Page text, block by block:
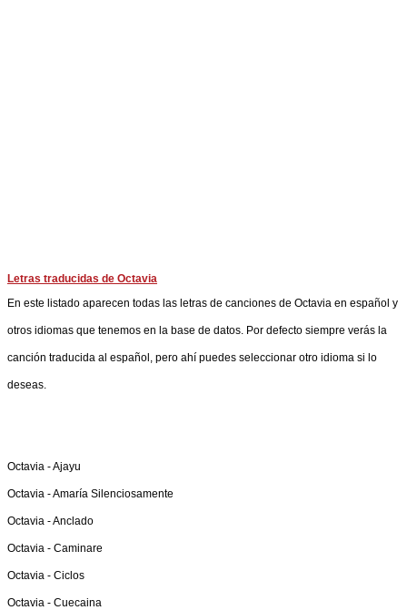
Letras traducidas de Octavia
En este listado aparecen todas las letras de canciones de Octavia en español y
otros idiomas que tenemos en la base de datos. Por defecto siempre verás la
canción traducida al español, pero ahí puedes seleccionar otro idioma si lo
deseas.
Octavia -Ajayu
Octavia -Amaría Silenciosamente
Octavia -Anclado
Octavia - Caminare
Octavia - Ciclos
Octavia - Cuecaina